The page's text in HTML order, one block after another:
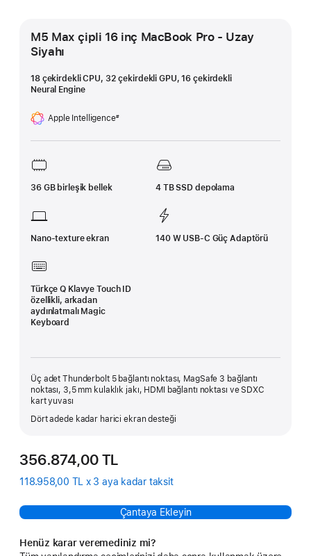
M5 Max çipli 16 inç MacBook Pro - Uzay
Siyahı
18 çekirdekli CPU, 32 çekirdekli GPU, 16 çekirdekli
Neural Engine
Apple Intelligence
Dipnot
#
36 GB birleşik bellek 4 TB SSD depolama
Nano-texture ekran 140 W USB-C Güç Adaptörü
Türkçe Q Klavye Touch ID
özellikli, arkadan
aydınlatmalı Magic
Keyboard
Üç adet Thunderbolt 5 bağlantı noktası, MagSafe 3 bağlantı
noktası, 3,5 mm kulaklık jakı, HDMI bağlantı noktası ve SDXC
kart yuvası
Dört adede kadar harici ekran desteği
356.874,00 TL
118.958,00 TL x 3 aya kadar taksit
Çantaya Ekleyin
Henüz karar veremediniz mi?